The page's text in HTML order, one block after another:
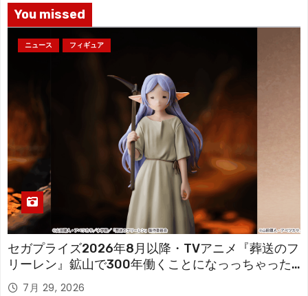
You missed
ニュース フィギュア
セガプライズ2026年8月以降・TVアニメ『葬送のフ
リーレン』鉱山で300年働くことになっっちゃった
「フリーレン」を立体化！
7月 29, 2026